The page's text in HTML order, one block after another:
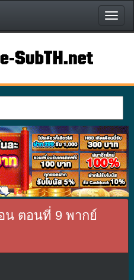
หน้า
แรก
น ตอนที่ 9 พากย์